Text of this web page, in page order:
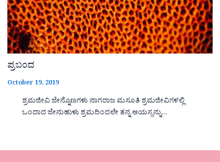
ಪ್ರಬಂದ
October 19, 2019
ಶ್ರಮಜೀವಿ ಜೇನ್ನೊಣಗಳು ನಾಗರಾಜ ಮಸೂತಿ ಶ್ರಮಜೀವಿಗಳಲ್ಲಿ
ಒಂದಾದ ಜೇನುಹುಳು ಶ್ರಮದಿಂದಲೇ ತನ್ನ ಆಯಸ್ಸನ್ನು…